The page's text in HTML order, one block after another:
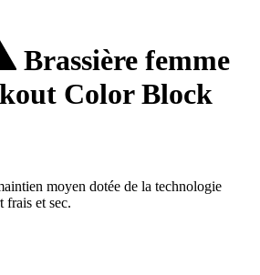
Brassière femme
Color Block
moyen dotée de la technologie
et sec.